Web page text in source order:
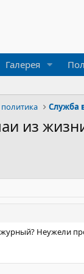
Галерея
Служба
из
Неужели